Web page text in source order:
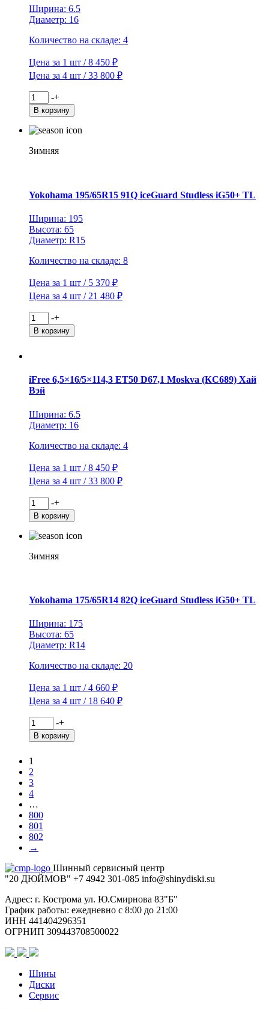
Ширина: 6.5
Диаметр: 16
Количество на складе: 4
Цена за 1 шт / 8 450 ₽
Цена за 4 шт / 33 800 ₽
Количество
товара
iFree
6,5x16/5x114,3
D67,1
Вэй
-+
В корзину
Зимняя
Yokohama 195/65R15 91Q iceGuard Studless iG50+ TL
Ширина: 195
Высота: 65
Диаметр: R15
Количество на складе: 8
Цена за 1 шт / 5 370 ₽
Цена за 4 шт / 21 480 ₽
Количество
товара
Yokohama
Studless
iG50+
-+
В корзину
iFree 6,5×16/5×114,3 ET50 D67,1 Moskva (КС689) Хай
Вэй
Ширина: 6.5
Диаметр: 16
Количество на складе: 4
Цена за 1 шт / 8 450 ₽
Цена за 4 шт / 33 800 ₽
Количество
товара
iFree
6,5x16/5x114,3
D67,1
Вэй
-+
В корзину
Зимняя
Yokohama 175/65R14 82Q iceGuard Studless iG50+ TL
Ширина: 175
Высота: 65
Диаметр: R14
Количество на складе: 20
Цена за 1 шт / 4 660 ₽
Цена за 4 шт / 18 640 ₽
Количество
товара
Yokohama
82Q
iceGuard
Studless
iG50+
TL
-+
В корзину
1
2
3
4
…
800
801
802
→
Шинный сервисный центр
"20 ДЮЙМОВ" +7 4942 301-085 info@shinydiski.su
Адрес: г. Кострома ул. Ю.Смирнова 83"Б"
График работы: ежедневно с 8:00 до 21:00
ИНН 441404296351
ОГРНИП 309443708500022
Шины
Диски
Сервис